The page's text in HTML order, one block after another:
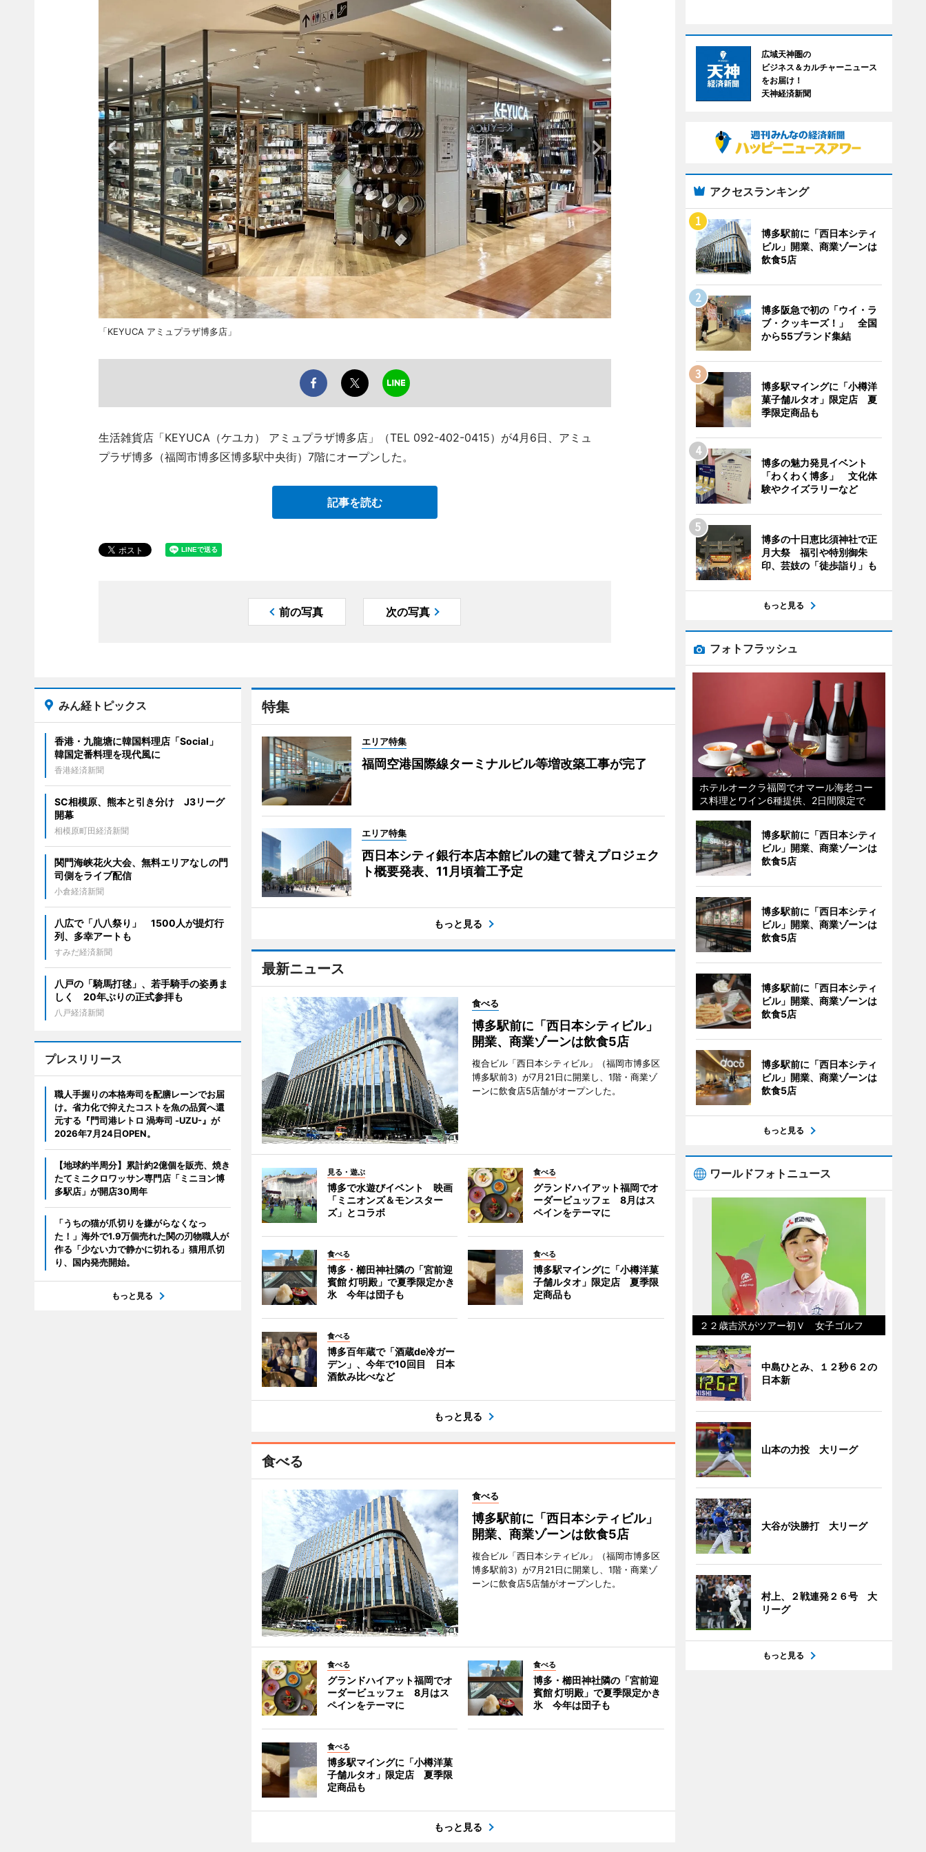
「KEYUCA アミュプラザ博多店」
生活雑貨店「KEYUCA（ケユカ） アミュプラザ博多店」（TEL 092-402-0415）が4月6日、アミュ
プラザ博多（福岡市博多区博多駅中央街）7階にオープンした。
記事を読む
前の写真 次の写真
特集
エリア特集
福岡空港国際線ターミナルビル等増改築工事が完了
エリア特集
西日本シティ銀行本店本館ビルの建て替えプロジェク
ト概要発表、11月頃着工予定
もっと見る
最新ニュース
食べる
博多駅前に「西日本シティビル」
開業、商業ゾーンは飲食5店
複合ビル「西日本シティビル」（福岡市博多区
博多駅前3）が7月21日に開業し、1階・商業ゾ
ーンに飲食店5店舗がオープンした。
見る・遊ぶ
博多で水遊びイベント 映画
「ミニオンズ＆モンスター
ズ」とコラボ
食べる
グランドハイアット福岡でオ
ーダービュッフェ 8月はス
ペインをテーマに
食べる
博多・櫛田神社隣の「宮前迎
賓館 灯明殿」で夏季限定かき
氷 今年は団子も
食べる
博多駅マイングに「小樽洋菓
子舗ルタオ」限定店 夏季限
定商品も
食べる
博多百年蔵で「酒蔵de冷ガー
デン」、今年で10回目 日本
酒飲み比べなど
もっと見る
食べる
食べる
博多駅前に「西日本シティビル」
開業、商業ゾーンは飲食5店
複合ビル「西日本シティビル」（福岡市博多区
博多駅前3）が7月21日に開業し、1階・商業ゾ
ーンに飲食店5店舗がオープンした。
食べる
グランドハイアット福岡でオ
ーダービュッフェ 8月はス
ペインをテーマに
食べる
博多・櫛田神社隣の「宮前迎
賓館 灯明殿」で夏季限定かき
氷 今年は団子も
食べる
博多駅マイングに「小樽洋菓
子舗ルタオ」限定店 夏季限
定商品も
もっと見る
みん経トピックス
香港・九龍塘に韓国料理店「Social」
韓国定番料理を現代風に
香港経済新聞
SC相模原、熊本と引き分け J3リーグ
開幕
相模原町田経済新聞
関門海峡花火大会、無料エリアなしの門
司側をライブ配信
小倉経済新聞
八広で「八八祭り」 1500人が提灯行
列、多幸アートも
すみだ経済新聞
八戸の「騎馬打毬」、若手騎手の姿勇ま
しく 20年ぶりの正式参拝も
八戸経済新聞
プレスリリース
職人手握りの本格寿司を配膳レーンでお届
け。省力化で抑えたコストを魚の品質へ還
元する『門司港レトロ 渦寿司 -UZU-』が
2026年7月24日OPEN。
【地球約半周分】累計約2億個を販売、焼き
たてミニクロワッサン専門店「ミニヨン博
多駅店」が開店30周年
「うちの猫が爪切りを嫌がらなくなっ
た！」海外で1.9万個売れた関の刃物職人が
作る「少ない力で静かに切れる」猫用爪切
り、国内発売開始。
もっと見る
広域天神圏の
ビジネス＆カルチャーニュース
をお届け！
天神経済新聞
アクセスランキング
博多駅前に「西日本シティ
ビル」開業、商業ゾーンは
飲食5店
博多阪急で初の「ウイ・ラ
ブ・クッキーズ！」 全国
から55ブランド集結
博多駅マイングに「小樽洋
菓子舗ルタオ」限定店 夏
季限定商品も
博多の魅力発見イベント
「わくわく博多」 文化体
験やクイズラリーなど
博多の十日恵比須神社で正
月大祭 福引や特別御朱
印、芸妓の「徒歩詣り」も
もっと見る
フォトフラッシュ
ホテルオークラ福岡でオマール海老コー
ス料理とワイン6種提供、2日間限定で
博多駅前に「西日本シティ
ビル」開業、商業ゾーンは
飲食5店
博多駅前に「西日本シティ
ビル」開業、商業ゾーンは
飲食5店
博多駅前に「西日本シティ
ビル」開業、商業ゾーンは
飲食5店
博多駅前に「西日本シティ
ビル」開業、商業ゾーンは
飲食5店
もっと見る
ワールドフォトニュース
２２歳吉沢がツアー初Ｖ 女子ゴルフ
中島ひとみ、１２秒６２の
日本新
山本の力投 大リーグ
大谷が決勝打 大リーグ
村上、２戦連発２６号 大
リーグ
もっと見る